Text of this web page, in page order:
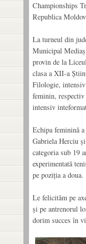
Championships
Republica
La turneul din
Municipal
provin de la
clasa a XII-a
Filologie,
feminin,
intensiv
Echipa feminină
Gabriela Herciu
categoria sub 19
experimentată
pe poziția a doua.
Le felicităm pe
și pe antrenorul
dorim succes în